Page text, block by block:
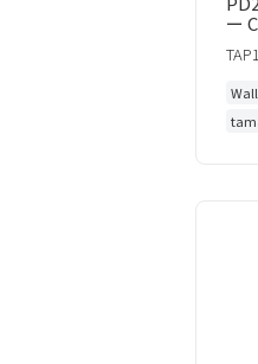
ー
Wall